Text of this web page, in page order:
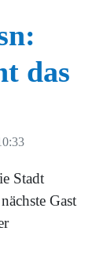
das
Stadt
Gast